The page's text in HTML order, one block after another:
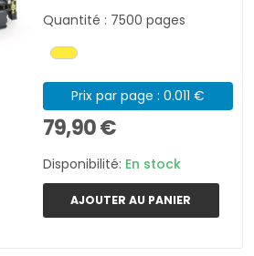
Quantité : 7500 pages
Prix par page : 0.011 €
79,90 €
Disponibilité: En stock
AJOUTER AU PANIER